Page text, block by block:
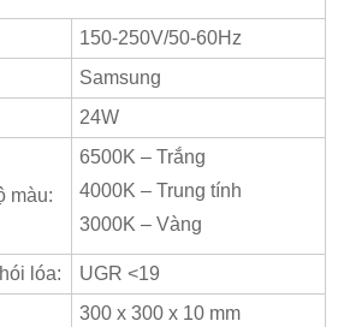
150-250V/50-60Hz
Samsung
24W
màu:
6500K – Trắng
4000K – Trung tính
3000K – Vàng
lóa:
UGR <19
300 x 300 x 10 mm